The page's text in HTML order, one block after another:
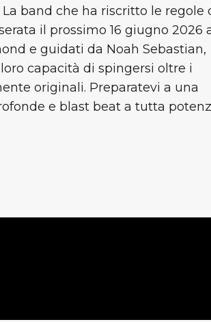
band che ha riscritto le regole
il prossimo 16 giugno 2026
e guidati da Noah Sebastian,
capacità di spingersi oltre i
originali. Preparatevi a una
e blast beat a tutta